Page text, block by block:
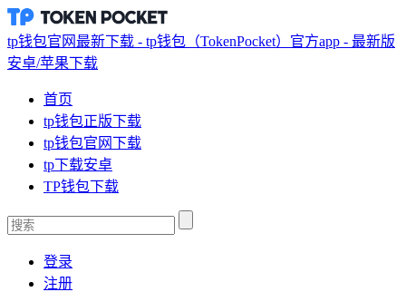
tp钱包官网最新下载 - tp钱包（TokenPocket）官方app - 最新版
安卓/苹果下载
首页
tp钱包正版下载
tp钱包官网下载
tp下载安卓
TP钱包下载
登录
注册